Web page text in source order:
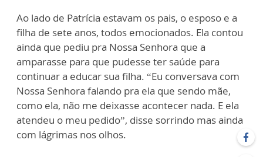
Ao lado de Patrícia estavam os pais, o esposo e a
filha de sete anos, todos emocionados. Ela contou
ainda que pediu pra Nossa Senhora que a
amparasse para que pudesse ter saúde para
continuar a educar sua filha. “Eu conversava com
Nossa Senhora falando pra ela que sendo mãe,
como ela, não me deixasse acontecer nada. E ela
atendeu o meu pedido”, disse sorrindo mas ainda
com lágrimas nos olhos.